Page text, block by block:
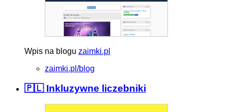
Wpis na blogu zaimki.pl
zaimki.pl/blog
🇵🇱 Inkluzywne liczebniki